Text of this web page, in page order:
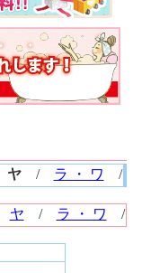
ヤ/ ラ ・ ワ /
ヤ / ラ ・ ワ /